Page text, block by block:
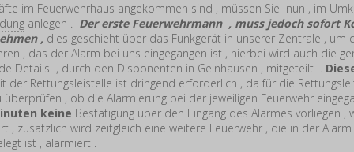
im Feuerwehrhaus angekommen sind , müssen Sie nun , im
anlegen . Der erste Feuerwehrmann , muss jedoch sofort
, dies geschieht über das Funkgerät in unserer Zentrale , um
, das der Alarm bei uns eingegangen ist , hierbei wird auch die
Details , durch den Disponenten in Gelnhausen , mitgeteilt .
der Rettungsleistelle ist dringend erforderlich , da für die
, ob die Alarmierung bei der jeweiligen Feuerwehr
keine Bestätigung über den Eingang des Alarmes vorliegen ,
, zusätzlich wird zeitgleich eine weitere Feuerwehr , die in der
ist , alarmiert .